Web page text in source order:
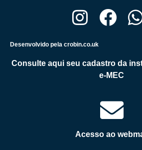
Desenvolvido pela crobin.co.uk
Consulte aqui seu cadastro da
e-MEC
Acesso ao